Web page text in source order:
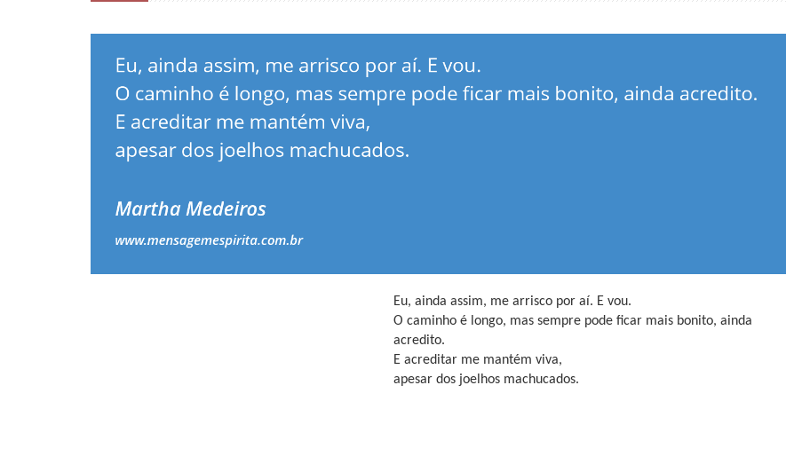
Eu, ainda assim, me arrisco por aí. E vou.
O caminho é longo, mas sempre pode ficar mais bonito, ainda
acredito.
E acreditar me mantém viva,
apesar dos joelhos machucados.